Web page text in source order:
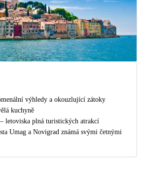
výhledy a okouzlující zátoky
kuchyně
letoviska plná turistických atrakcí
Umag a Novigrad známá svými četnými